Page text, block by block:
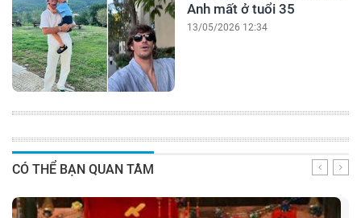
Anh mất ở tuổi 35
13/05/2026 12:34
CÓ THỂ BẠN QUAN TÂM